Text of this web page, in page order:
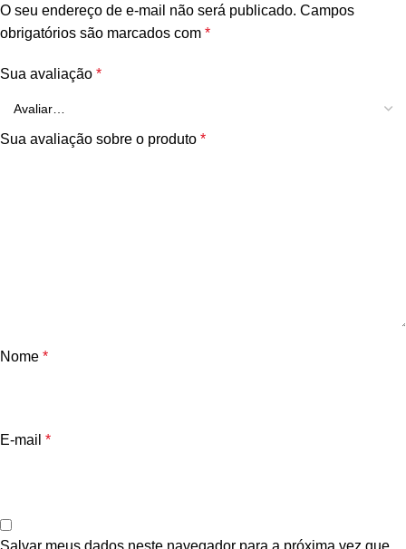
O seu endereço de e-mail não será publicado. Campos
obrigatórios são marcados com *
Sua avaliação *
Sua avaliação sobre o produto *
Nome *
E-mail *